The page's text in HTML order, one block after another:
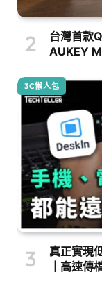
台灣首款
AUKEY
3C懶人包
真正實現
｜高速